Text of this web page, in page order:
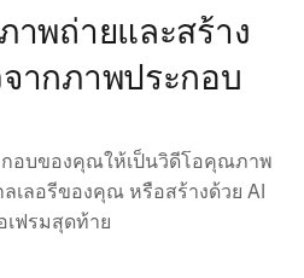
าพถ่ายและสร้าง
ากภาพประกอบ
อบของคุณให้เป็นวิดีโอคุณภาพ
เลอรีของคุณ หรือสร้างด้วย AI
เฟรมสุดท้าย